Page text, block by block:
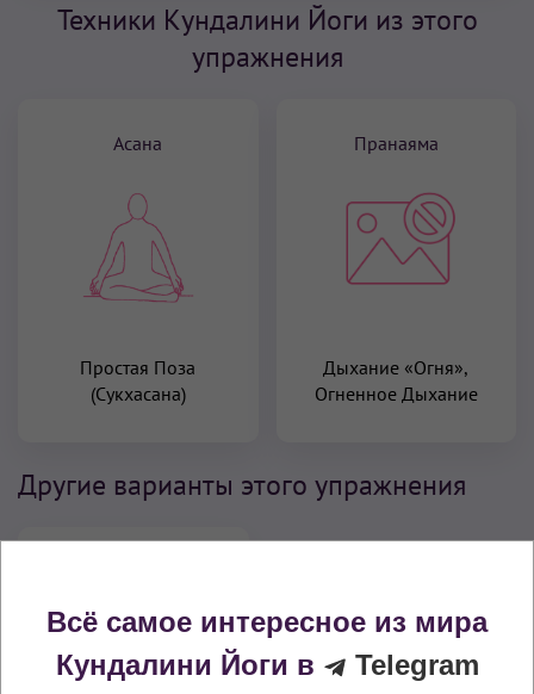
Техники Кундалини Йоги из этого
упражнения
Асана
Простая Поза
(Сукхасана)
Пранаяма
Дыхание «Огня»,
Огненное Дыхание
Другие варианты этого упражнения
Всё самое интересное из мира
Кундалини Йоги в
Telegram